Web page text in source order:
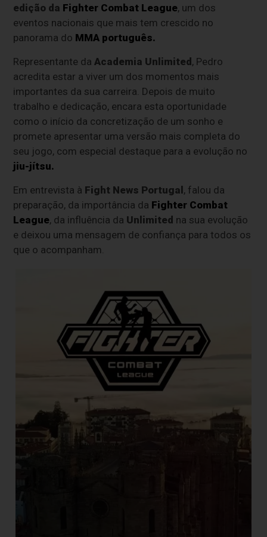
edição da Fighter Combat League, um dos
eventos nacionais que mais tem crescido no
panorama do MMA português.
Representante daAcademia Unlimited , Pedro
acredita estar a viver um dos momentos mais
importantes da sua carreira. Depois de muito
trabalho e dedicação, encara esta oportunidade
como o início da concretização de um sonho e
promete apresentar uma versão mais completa do
seu jogo, com especial destaque para a evolução no
jiu-jítsu.
Em entrevista à Fight News Portugal , falou da
preparação, da importância da Fighter Combat
League, da influência da Unlimited na sua evolução
e deixou uma mensagem de confiança para todos os
que o acompanham.